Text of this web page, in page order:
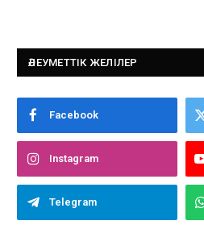
ӘЛЕУМЕТТІК ЖЕЛІЛЕР
Facebook
Instagram
Telegram